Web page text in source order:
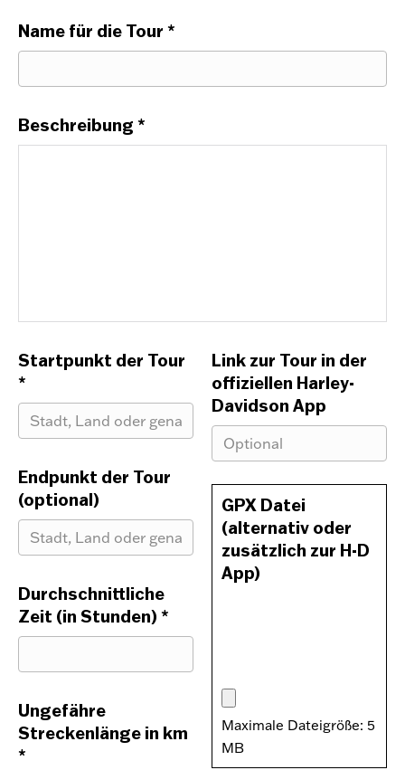
Name für die Tour *
Beschreibung *
Startpunkt der Tour
*
Endpunkt der Tour
(optional)
Durchschnittliche
Zeit (in Stunden) *
Ungefähre
Streckenlänge in km
*
Link zur Tour in der
offiziellen Harley-
Davidson App
GPX Datei
(alternativ oder
zusätzlich zur H-D
App)
Maximale Dateigröße: 5
MB